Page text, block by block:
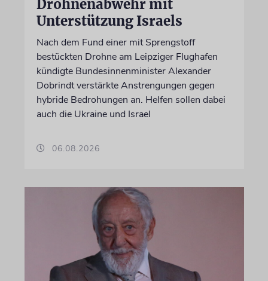
Drohnenabwehr mit
Unterstützung Israels
Nach dem Fund einer mit Sprengstoff
bestückten Drohne am Leipziger Flughafen
kündigte Bundesinnenminister Alexander
Dobrindt verstärkte Anstrengungen gegen
hybride Bedrohungen an. Helfen sollen dabei
auch die Ukraine und Israel
06.08.2026